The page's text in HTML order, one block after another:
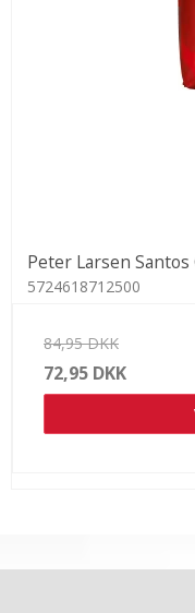
Peter Larsen
5724618712500
84,95 DKK
72,95 DKK